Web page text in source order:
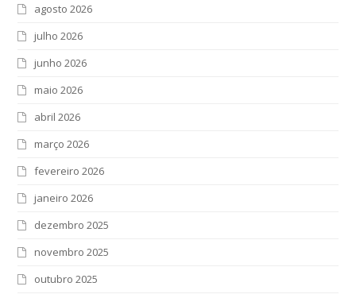
agosto 2026
julho 2026
junho 2026
maio 2026
abril 2026
março 2026
fevereiro 2026
janeiro 2026
dezembro 2025
novembro 2025
outubro 2025